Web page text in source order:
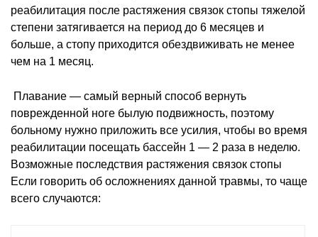
реабилитация после растяжения связок стопы тяжелой
степени затягивается на период до 6 месяцев и
больше, а стопу приходится обездвиживать не менее
чем на 1 месяц.
Плавание — самый верный способ вернуть
поврежденной ноге былую подвижность, поэтому
больному нужно приложить все усилия, чтобы во время
реабилитации посещать бассейн 1 — 2 раза в неделю.
Возможные последствия растяжения связок стопы
Если говорить об осложнениях данной травмы, то чаще
всего случаются: